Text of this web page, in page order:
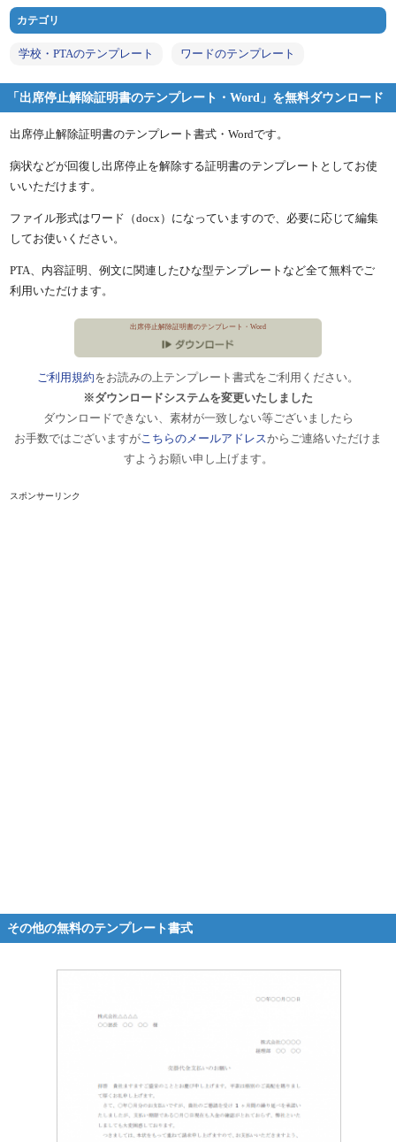
カテゴリ
学校・PTAのテンプレート ワードのテンプレート
「出席停止解除証明書のテンプレート・Word」を無料ダウンロード
出席停止解除証明書のテンプレート書式・Wordです。
病状などが回復し出席停止を解除する証明書のテンプレートとしてお使
いいただけます。
ファイル形式はワード（docx）になっていますので、必要に応じて編集
してお使いください。
PTA、内容証明、例文に関連したひな型テンプレートなど全て無料でご
利用いただけます。
出席停止解除証明書のテンプレート・Word
ご利用規約をお読みの上テンプレート書式をご利用ください。
※ダウンロードシステムを変更いたしました
ダウンロードできない、素材が一致しない等ございましたら
お手数ではございますがこちらのメールアドレスからご連絡いただけま
すようお願い申し上げます。
スポンサーリンク
その他の無料のテンプレート書式